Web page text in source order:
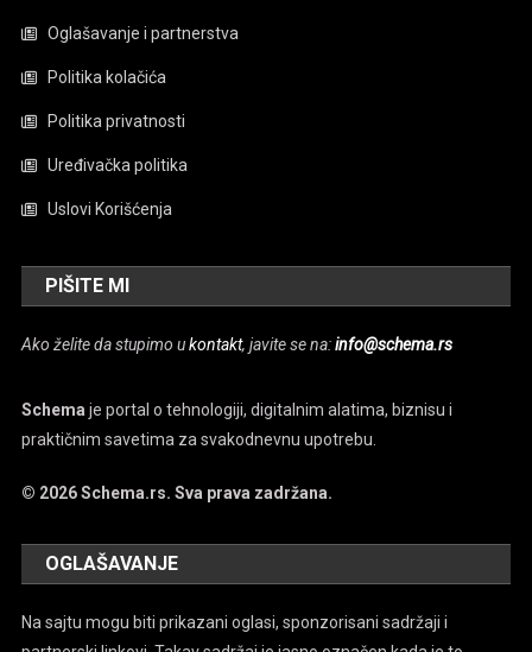
Oglašavanje i partnerstva
Politika kolačića
Politika privatnosti
Uređivačka politika
Uslovi Korišćenja
PIŠITE MI
Ako želite da stupimo ukontakt, javite se na:info@schema.rs
Schema je portal o tehnologiji, digitalnim alatima, biznisu i
praktičnim savetima za svakodnevnu upotrebu.
© 2026 Schema.rs. Sva prava zadržana.
OGLAŠAVANJE
Na sajtu mogu biti prikazani oglasi, sponzorisani sadržaji i